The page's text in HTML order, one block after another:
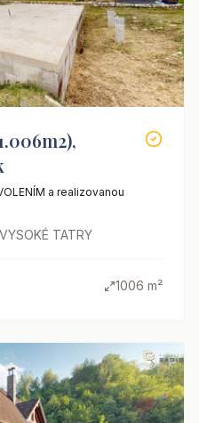
a realizovanou
TATRY
1006 m²